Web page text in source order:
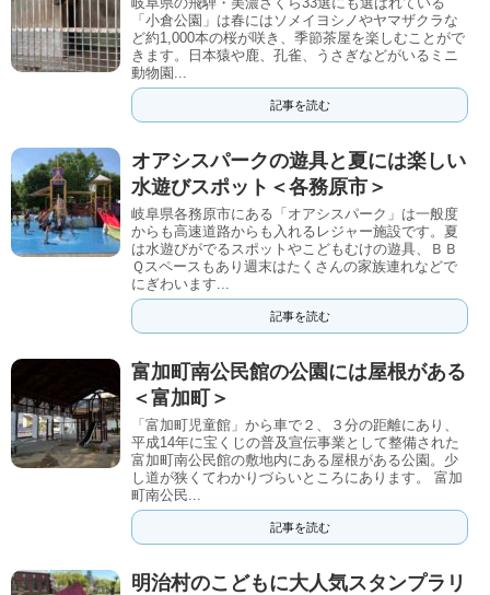
「小倉公園」は春にはソメイヨシノやヤマザクラな
ど約1,000本の桜が咲き、季節茶屋を楽しむことがで
きます。日本猿や鹿、孔雀、うさぎなどがいるミニ
動物園...
記事を読む
オアシスパークの遊具と夏には楽しい
水遊びスポット＜各務原市＞
岐阜県各務原市にある「オアシスパーク」は一般度
からも高速道路からも入れるレジャー施設です。夏
は水遊びがでるスポットやこどもむけの遊具、ＢＢ
Ｑスペースもあり週末はたくさんの家族連れなどで
にぎわいます...
記事を読む
富加町南公民館の公園には屋根がある
＜富加町＞
「富加町児童館」から車で２、３分の距離にあり、
平成14年に宝くじの普及宣伝事業として整備された
富加町南公民館の敷地内にある屋根がある公園。少
し道が狭くてわかりづらいところにあります。 富加
町南公民...
記事を読む
明治村のこどもに大人気スタンプラリ